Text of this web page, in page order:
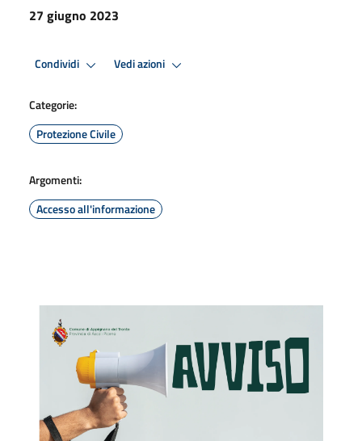
27 giugno 2023
Condividi Vedi azioni
Categorie:
Protezione Civile
Argomenti:
Accesso all'informazione